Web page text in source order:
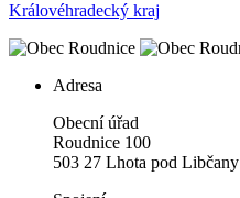
Královéhradecký kraj
Adresa
Obecní úřad
Roudnice 100
503 27 Lhota pod Libčany